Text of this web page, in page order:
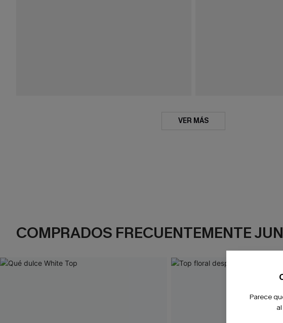
VER MÁS
COMPRADOS FRECUENTEMENTE
Parece